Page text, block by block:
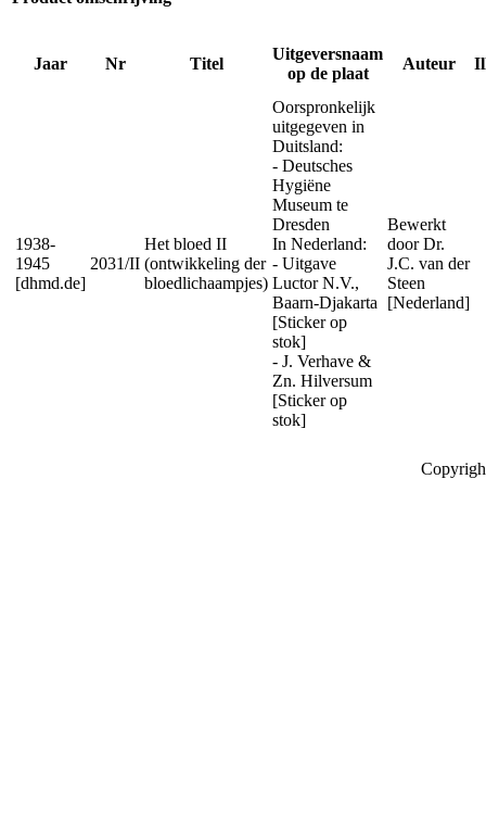
Jaar Nr Titel
Uitgeversnaam
op de plaat
Auteur
1938-
1945
[dhmd.de]
2031/II
Het bloed II
(ontwikkeling der
bloedlichaampjes)
Oorspronkelijk
uitgegeven in
Duitsland:
- Deutsches
Hygiëne
Museum te
Dresden
In Nederland:
- Uitgave
Luctor N.V.,
Baarn-Djakarta
[Sticker op
stok]
- J. Verhave &
Zn. Hilversum
[Sticker op
stok]
Bewerkt
door Dr.
J.C. van der
Steen
[Nederland]